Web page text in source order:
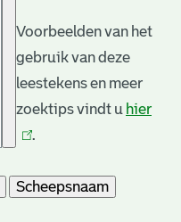
Voorbeelden van het
gebruik van deze
leestekens en meer
zoektips vindt u hier
.
Scheepsnaam